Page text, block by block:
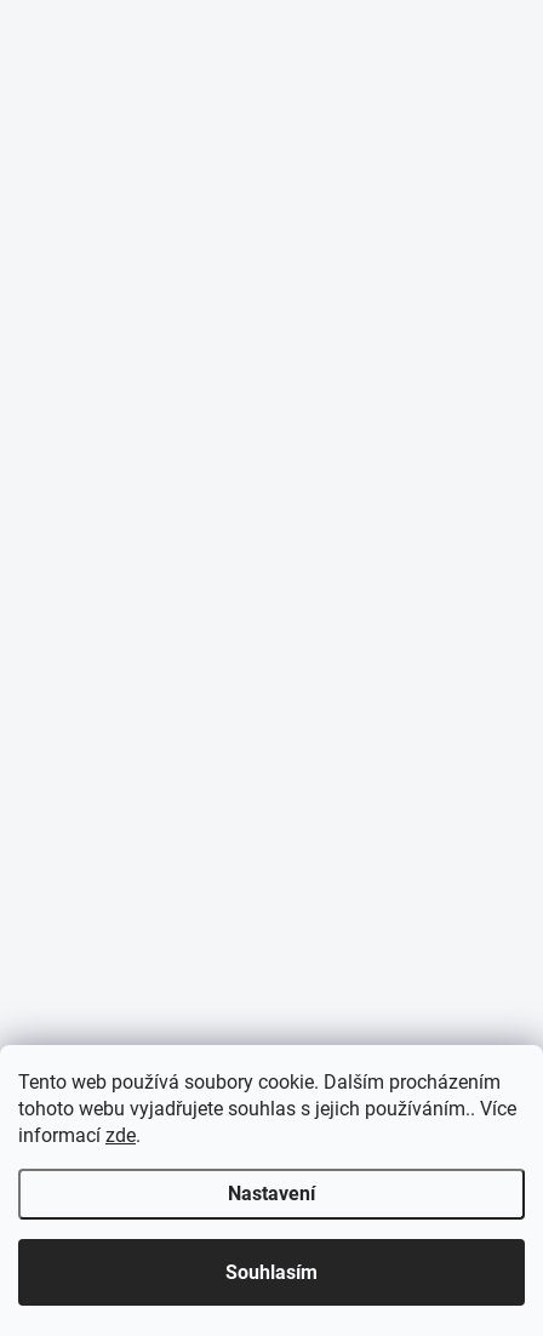
Tento web používá soubory cookie. Dalším procházením
tohoto webu vyjadřujete souhlas s jejich používáním.. Více
informací zde.
Nastavení
Souhlasím